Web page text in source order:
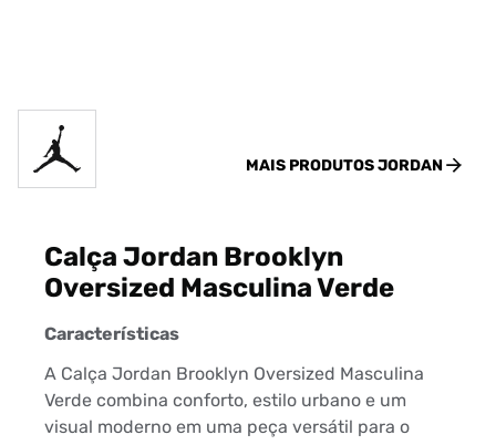
MAIS PRODUTOSJORDAN
Calça Jordan Brooklyn
Oversized Masculina Verde
Características
A Calça Jordan Brooklyn Oversized Masculina
Verde combina conforto, estilo urbano e um
visual moderno em uma peça versátil para o